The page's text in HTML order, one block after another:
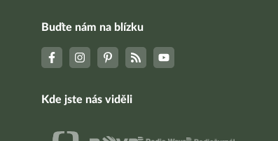
Buďte nám na blízku
Kde jste nás viděli